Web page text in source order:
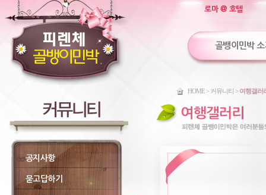
로마 @ 호텔
골뱅이민박
공지사항
묻고답하기
HOME > 커뮤니티 >여행갤러